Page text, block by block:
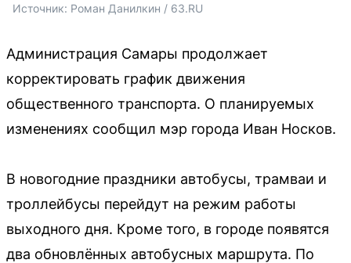
Источник: Роман Данилкин / 63.RU
Администрация Самары продолжает
корректировать график движения
общественного транспорта. О планируемых
изменениях сообщил мэр города Иван Носков.
В новогодние праздники автобусы, трамваи и
троллейбусы перейдут на режим работы
выходного дня. Кроме того, в городе появятся
два обновлённых автобусных маршрута. По